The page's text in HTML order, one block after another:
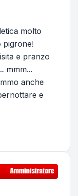
molto
pigrone!
e pranzo
mmm...
anche
e